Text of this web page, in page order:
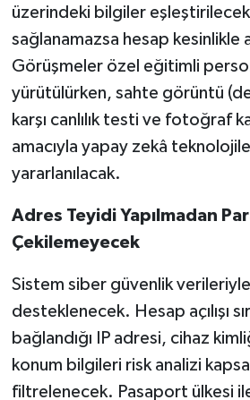
üzerindeki bilgiler
sağlanamazsa hesap kesinlikle
Görüşmeler özel eğitimli
yürütülürken, sahte görüntü
karşı canlılık testi ve fotoğraf
amacıyla yapay zekâ
yararlanılacak.
Adres Teyidi Yapılmadan
Çekilemeyecek
Sistem siber güvenlik
desteklenecek. Hesap açılışı
bağlandığı IP adresi, cihaz
konum bilgileri risk analizi
filtrelenecek. Pasaport ülkesi